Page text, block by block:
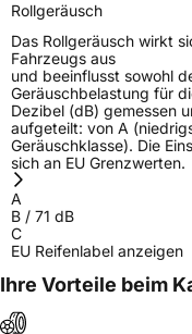
3PMSF /
EPREL ID2210644
Allgemeine
Herstellerkontakt
Rollgeräusch
Das Rollgeräusch wirkt
Fahrzeugs aus
und beeinflusst sowohl
Geräuschbelastung für
Dezibel (dB) gemessen
aufgeteilt: von A
Geräuschklasse). Die
sich an EU Grenzwerten.
A
B / 71 dB
C
EU Reifenlabel anzeigen
Ihre Vorteile beim